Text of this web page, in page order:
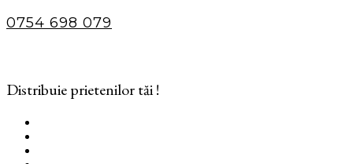
0754 698 079
Distribuie prietenilor tăi !